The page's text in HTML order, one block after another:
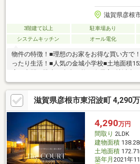
滋賀県彦根
3階建て以上 駐車場あり
システムキッチン
オール電化
物件の特徴！■理想のお家をお得な買い方で
ったり生活！■人気の金城小学校■土地面積
広々空間／駐車３台台可能／全居室6帖以上
■お忙しいお客様はオンライン案内も可能■
ご内覧も可能です。■オーダーメイドの資金
料！住宅ローン相談無料！～弊社が選ばれる
ンアドバイザー＆ファイナンシャルプランナ
ンや将来に不安な方でも安心２．購入専門
め、建物や地域に不安な方でも安心３．買
売却専門チームも完備
滋賀県彦根市東沼波町 4,290
4,290万円
間取り 2LDK
建物面積
土地面積
築年月 2021年